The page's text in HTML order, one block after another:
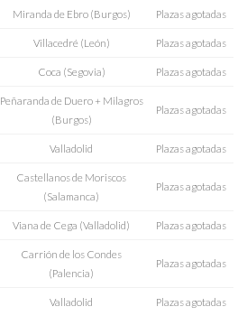
Miranda de Ebro (Burgos) Plazas agotadas
Villacedré (León) Plazas agotadas
Coca (Segovia) Plazas agotadas
Peñaranda de Duero + Milagros
(Burgos)
Plazas agotadas
Valladolid Plazas agotadas
Castellanos de Moriscos
(Salamanca)
Plazas agotadas
Viana de Cega (Valladolid) Plazas agotadas
Carrión de los Condes
(Palencia)
Plazas agotadas
Valladolid Plazas agotadas